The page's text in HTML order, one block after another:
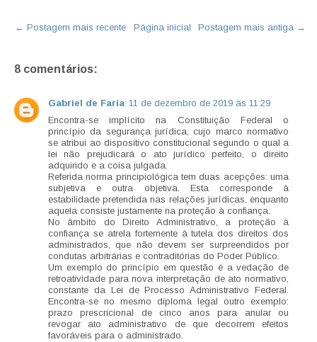
← Postagem mais recente Postagem mais antiga →
Página inicial
8 comentários:
Gabriel de Faria 11 de dezembro de 2019 às 11:29
Encontra-se implícito na Constituição Federal o
princípio da segurança jurídica, cujo marco normativo
se atribui ao dispositivo constitucional segundo o qual a
lei não prejudicará o ato jurídico perfeito, o direito
adquirido e a coisa julgada.
Referida norma principiológica tem duas acepções: uma
subjetiva e outra objetiva. Esta corresponde à
estabilidade pretendida nas relações jurídicas, enquanto
aquela consiste justamente na proteção à confiança.
No âmbito do Direito Administrativo, a proteção à
confiança se atrela fortemente à tutela dos direitos dos
administrados, que não devem ser surpreendidos por
condutas arbitrárias e contraditórias do Poder Público.
Um exemplo do princípio em questão é a vedação de
retroatividade para nova interpretação de ato normativo,
constante da Lei de Processo Administrativo Federal.
Encontra-se no mesmo diploma legal outro exemplo:
prazo prescricional de cinco anos para anular ou
revogar ato administrativo de que decorrem efeitos
favoráveis para o administrado.